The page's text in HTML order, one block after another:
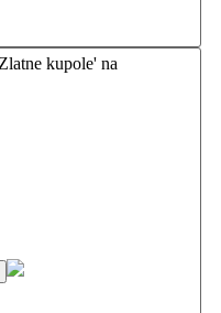
kupole' na